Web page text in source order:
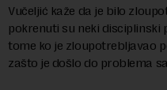
Vučeljić kaže da je bilo
pokrenuti su neki disciplinski
tome ko je zloupotrebljavao
zašto je došlo do problema